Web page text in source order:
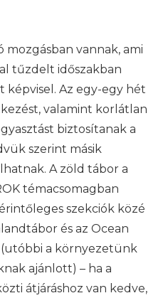
vannak, ami
tűzdelt időszakban
Az egy-egy hét
valamint korlátlan
biztosítanak a
szerint másik
A zöld tábor a
témacsomagban
szekciók közé
és az Ocean
(utóbbi a környezetünk
ajánlott) – ha a
átjáráshoz van kedve,